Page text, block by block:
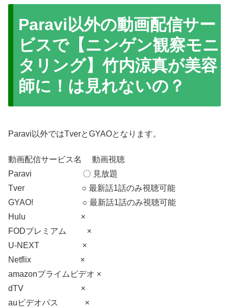
Paravi以外の動画配信サー
ビスで【ニンゲン観察モニ
タリング】竹内涼真が美容
師に！は見れないの？
Paravi以外ではTverとGYAOとなります。
動画配信サービス名 動画視聴
Paravi 〇 見放題
Tver ○ 最新話1話のみ視聴可能
GYAO! ○ 最新話1話のみ視聴可能
Hulu ×
FODプレミアム ×
U-NEXT ×
Netflix ×
amazonプライムビデオ ×
dTV ×
auビデオパス ×